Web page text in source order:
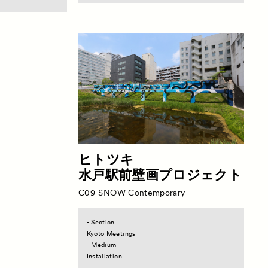
ヒトツキ
水戸駅前壁画プロジェクト
C09 SNOW Contemporary
- Section
Kyoto Meetings
- Medium
Installation